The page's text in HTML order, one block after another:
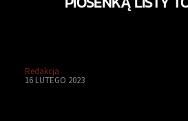
Redakcja
16 LUTEGO 2023